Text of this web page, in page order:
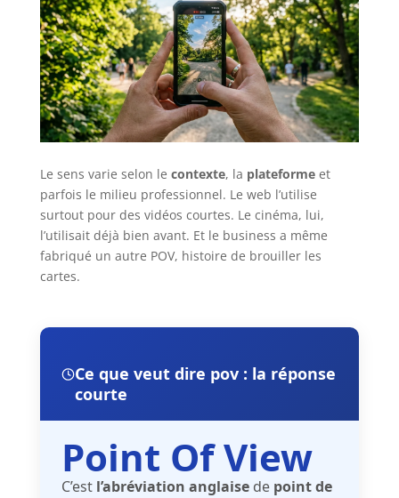
Le sens varie selon le contexte, la plateformeet
parfois le milieu professionnel. Le web l’utilise
surtout pour des vidéos courtes. Le cinéma, lui,
l’utilisait déjà bien avant. Et le business a même
fabriqué un autre POV, histoire de brouiller les
cartes.
Ce que veut dire pov : la réponse
courte
Point Of View
C’est l’abréviation anglaisede point de